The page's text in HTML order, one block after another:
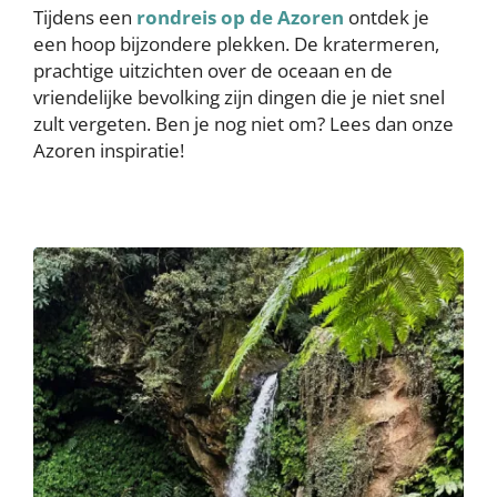
Tijdens een rondreis op de Azoren ontdek je
een hoop bijzondere plekken. De kratermeren,
prachtige uitzichten over de oceaan en de
vriendelijke bevolking zijn dingen die je niet snel
zult vergeten. Ben je nog niet om? Lees dan onze
Azoren inspiratie!
Image
Image